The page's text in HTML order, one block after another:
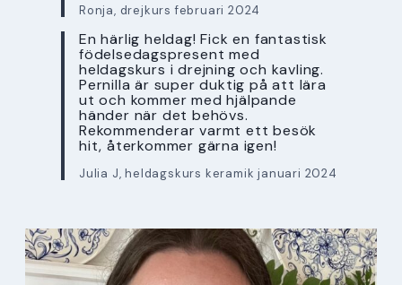
Ronja, drejkurs februari 2024
En härlig heldag! Fick en fantastisk
födelsedagspresent med
heldagskurs i drejning och kavling.
Pernilla är super duktig på att lära
ut och kommer med hjälpande
händer när det behövs.
Rekommenderar varmt ett besök
hit, återkommer gärna igen!
Julia J, heldagskurs keramik januari 2024